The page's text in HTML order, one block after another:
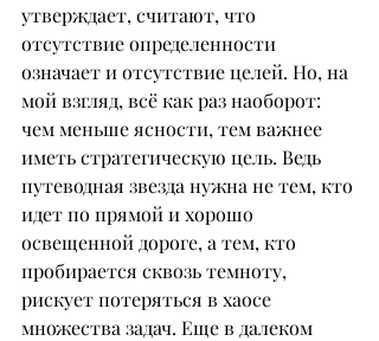
утверждает, считают, что
отсутствие определенности
означает и отсутствие целей. Но, на
мой взгляд, всё как раз наоборот:
чем меньше ясности, тем важнее
иметь стратегическую цель. Ведь
путеводная звезда нужна не тем, кто
идет по прямой и хорошо
освещенной дороге, а тем, кто
пробирается сквозь темноту,
рискует потеряться в хаосе
множества задач. Еще в далеком